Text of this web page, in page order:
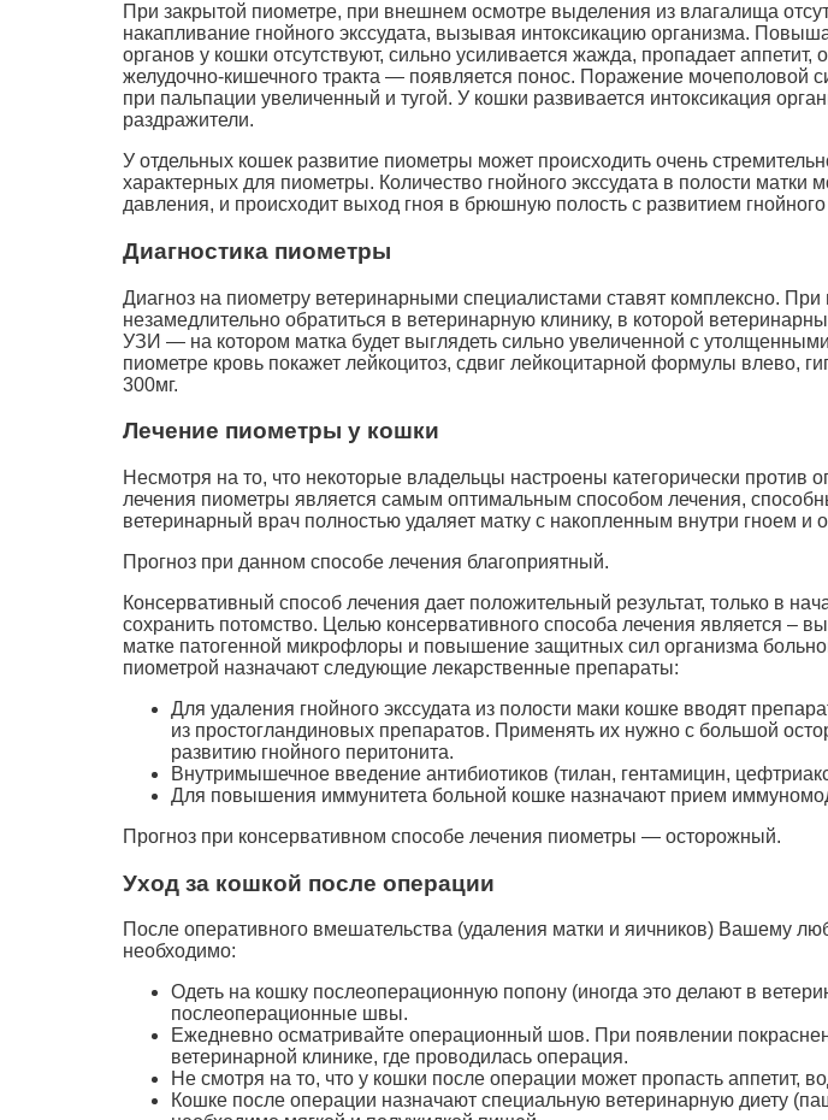
При закрытой пиометре, при внешнем осмотре выделения из влагалища
накапливание гнойного экссудата, вызывая интоксикацию организма.
органов у кошки отсутствуют, сильно усиливается жажда, пропадает
желудочно-кишечного тракта — появляется понос. Поражение
при пальпации увеличенный и тугой. У кошки развивается интоксикация
раздражители.
У отдельных кошек развитие пиометры может происходить очень
характерных для пиометры. Количество гнойного экссудата в полости
давления, и происходит выход гноя в брюшную полость с развитием гнойного
Диагностика пиометры
Диагноз на пиометру ветеринарными специалистами ставят комплексно.
незамедлительно обратиться в ветеринарную клинику, в которой
УЗИ — на котором матка будет выглядеть сильно увеличенной с
пиометре кровь покажет лейкоцитоз, сдвиг лейкоцитарной формулы
300мг.
Лечение пиометры у кошки
Несмотря на то, что некоторые владельцы настроены категорически
лечения пиометры является самым оптимальным способом лечения,
ветеринарный врач полностью удаляет матку с накопленным внутри гноем и
Прогноз при данном способе лечения благоприятный.
Консервативный способ лечения дает положительный результат, только в
сохранить потомство. Целью консервативного способа лечения является –
матке патогенной микрофлоры и повышение защитных сил организма
пиометрой назначают следующие лекарственные препараты:
Для удаления гнойного экссудата из полости маки кошке вводят
из простогландиновых препаратов. Применять их нужно с большой
развитию гнойного перитонита.
Внутримышечное введение антибиотиков (тилан, гентамицин,
Для повышения иммунитета больной кошке назначают прием
Прогноз при консервативном способе лечения пиометры — осторожный.
Уход за кошкой после операции
После оперативного вмешательства (удаления матки и яичников) Вашему
необходимо:
Одеть на кошку послеоперационную попону (иногда это делают в
послеоперационные швы.
Ежедневно осматривайте операционный шов. При появлении
ветеринарной клинике, где проводилась операция.
Не смотря на то, что у кошки после операции может пропасть аппетит,
Кошке после операции назначают специальную ветеринарную диету